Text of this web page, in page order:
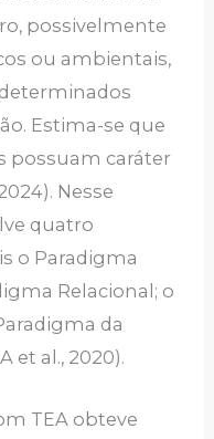
possivelmente
ou ambientais,
Estima-se que
possuam caráter
Nesse
quatro
o Paradigma
Relacional; o
da
et al., 2020).
TEA obteve